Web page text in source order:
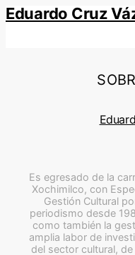
Eduardo Cruz
Es egresado de la
Xochimilco, con
Gestión Cultural
periodismo desde
como también la
amplia labor de
del sector cultural,